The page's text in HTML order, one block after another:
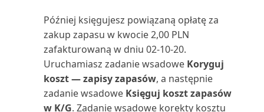
kosztów w Business C...
Wbudowane raporty VAT w
Business Central
Wiekowanie należności (z datą
wsteczną)
Przedpłacone zapisy kontraktu
(raport)
Płatności wstrzymane (raport)
Rachunek przepływów
Później księgujesz powiązaną opłatę za
zakup zapasu w kwocie 2,00 PLN
zafakturowaną w dniu 02-10-20.
Uruchamiasz zadanie wsadowe Koryguj
koszt — zapisy zapasów, a następnie
zadanie wsadowe Księguj koszt zapasów
w K/G. Zadanie wsadowe korekty kosztu